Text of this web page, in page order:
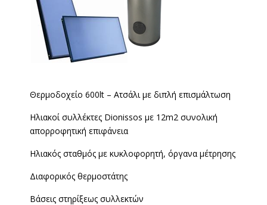
Θερμοδοχείο 600lt – Ατσάλι με διπλή επισμάλτωση
Ηλιακοί συλλέκτες Dionissos με 12m2 συνολική
απορροφητική επιφάνεια
Ηλιακός σταθμός με κυκλοφορητή, όργανα μέτρησης
Διαφορικός θερμοστάτης
Βάσεις στηρίξεως συλλεκτών